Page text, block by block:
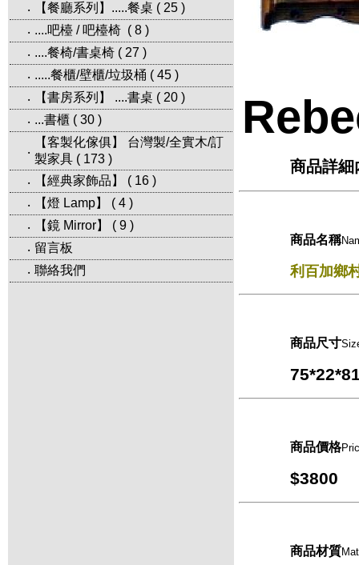
‧
【餐廳系列】.....餐桌 ( 25 )
‧ ....吧檯 / 吧檯椅 ( 8 )
‧ ....餐椅/書桌椅 ( 27 )
‧ .....餐櫃/壁櫃/垃圾桶 ( 45 )
‧
【書房系列】 ....書桌 ( 20 )
‧ ...書櫃 ( 30 )
‧
【客製化傢俱】 台灣製/全實木/訂
製家具 ( 173 )
‧
【經典家飾品】 ( 16 )
‧
【燈 Lamp】 ( 4 )
‧
【鏡 Mirror】 ( 9 )
‧ 留言板
‧ 聯絡我們
商品詳細
商品名稱
利百加鄉
商品尺寸
商品價格
$3800
商品材質